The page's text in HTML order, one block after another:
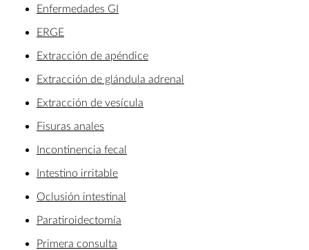
Enfermedades GI
ERGE
Extracción de apéndice
Extracción de glándula adrenal
Extracción de vesícula
Fisuras anales
Incontinencia fecal
Intestino irritable
Oclusión intestinal
Paratiroidectomía
Primera consulta